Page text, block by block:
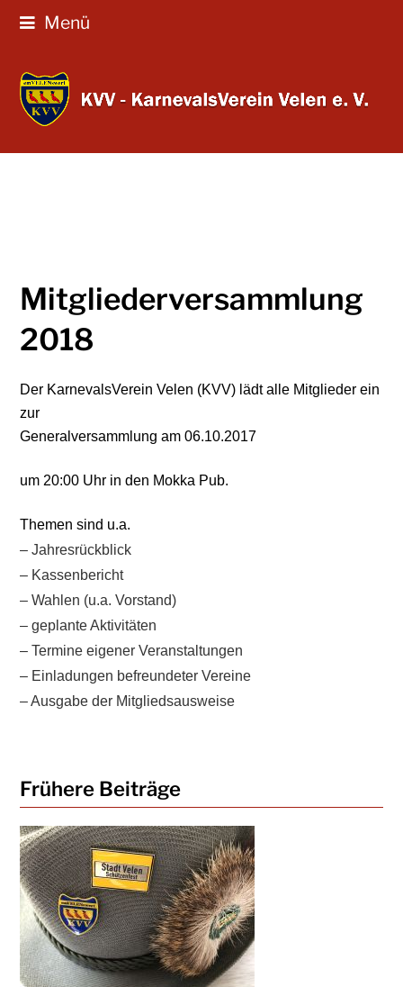
Menü
Mitgliederversammlung
2018
Der KarnevalsVerein Velen (KVV) lädt alle Mitglieder ein
zur
Generalversammlung am 06.10.2017
um 20:00 Uhr in den Mokka Pub.
Themen sind u.a.
– Jahresrückblick
– Kassenbericht
– Wahlen (u.a. Vorstand)
– geplante Aktivitäten
– Termine eigener Veranstaltungen
– Einladungen befreundeter Vereine
– Ausgabe der Mitgliedsausweise
Frühere Beiträge